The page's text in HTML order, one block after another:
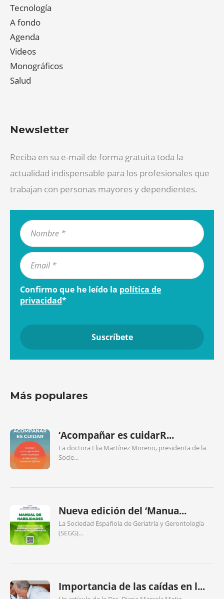
Tecnología
A fondo
Agenda
Videos
Monográficos
Salud
Newsletter
Reciba en su e-mail de forma gratuita toda la
actualidad indispensable para los profesionales que
trabajan con personas mayores y dependientes.
Confirmo que he leído la política de
privacidad*
Más populares
‘Acompañar es cuidarR...
La doctora Elia Martínez Moreno, presidenta de la
Socie...
Nueva edición del ‘Manua...
La Sociedad Española de Geriatría y Gerontología
(SEGG)...
Importancia de las caídas en l...